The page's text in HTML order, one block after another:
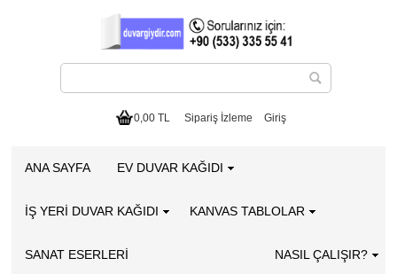
0,00 TL Sipariş İzleme Giriş
ANA SAYFA EV DUVAR KAĞIDI
İŞ YERİ DUVAR KAĞIDI KANVAS TABLOLAR
SANAT ESERLERI NASIL ÇALIŞIR?